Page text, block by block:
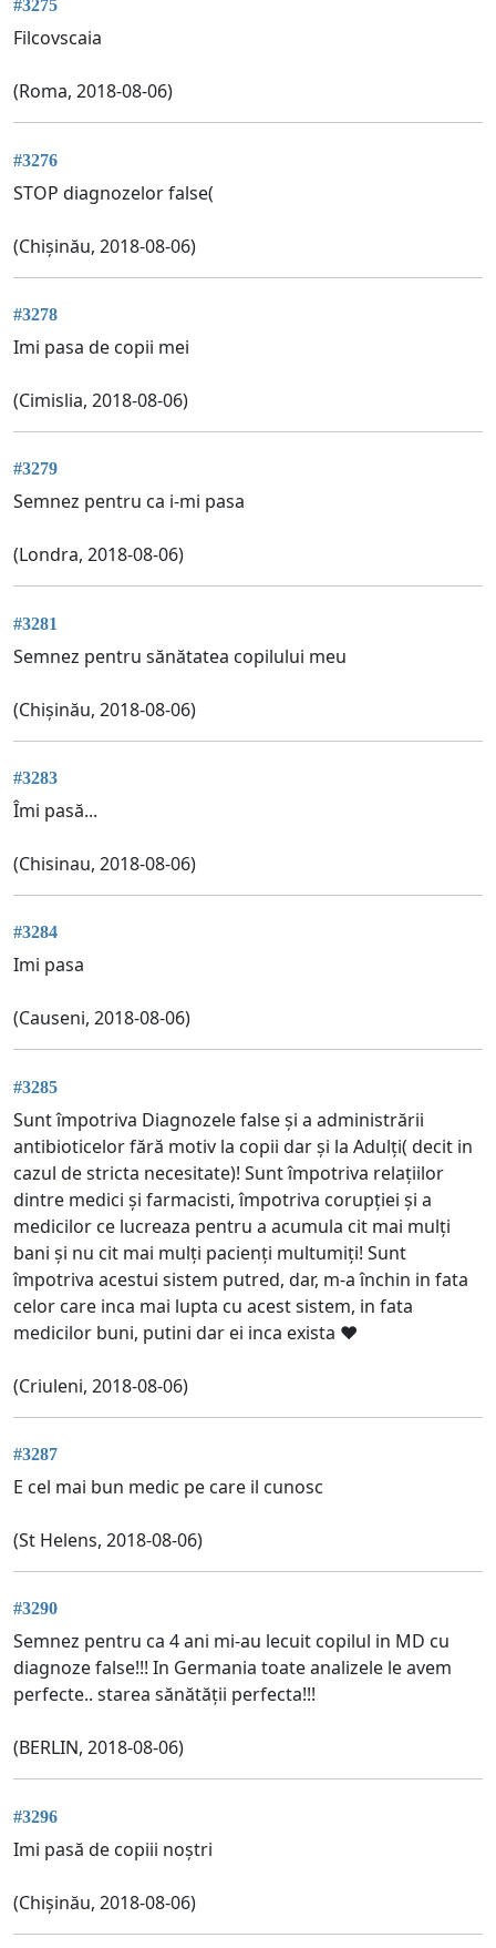
#3275
Filcovscaia
(Roma, 2018-08-06)
#3276
STOP diagnozelor false(
(Chișinău, 2018-08-06)
#3278
Imi pasa de copii mei
(Cimislia, 2018-08-06)
#3279
Semnez pentru ca i-mi pasa
(Londra, 2018-08-06)
#3281
Semnez pentru sănătatea copilului meu
(Chișinău, 2018-08-06)
#3283
Îmi pasă...
(Chisinau, 2018-08-06)
#3284
Imi pasa
(Causeni, 2018-08-06)
#3285
Sunt împotriva Diagnozele false și a administrării
antibioticelor fără motiv la copii dar și la Adulți( decit in
cazul de stricta necesitate)! Sunt împotriva relațiilor
dintre medici și farmacisti, împotriva corupției și a
medicilor ce lucreaza pentru a acumula cit mai mulți
bani și nu cit mai mulți pacienți multumiți! Sunt
împotriva acestui sistem putred, dar, m-a închin in fata
celor care inca mai lupta cu acest sistem, in fata
medicilor buni, putini dar ei inca exista ❤️
(Criuleni, 2018-08-06)
#3287
E cel mai bun medic pe care il cunosc
(St Helens, 2018-08-06)
#3290
Semnez pentru ca 4 ani mi-au lecuit copilul in MD cu
diagnoze false!!! In Germania toate analizele le avem
perfecte.. starea sănătății perfecta!!!
(BERLIN, 2018-08-06)
#3296
Imi pasă de copiii noștri
(Chișinău, 2018-08-06)